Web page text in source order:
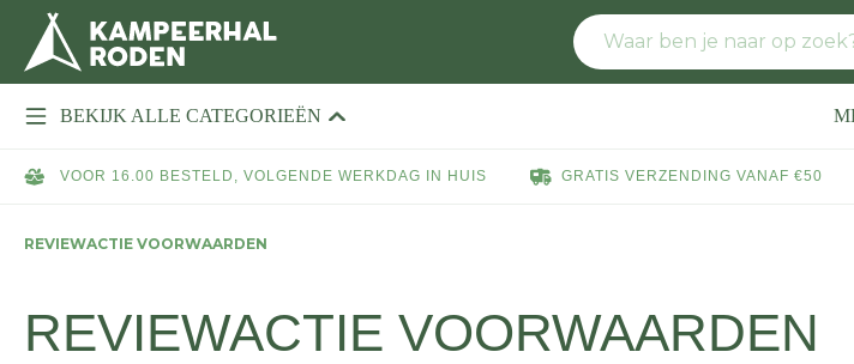
BEKIJK ALLE CATEGORIEËN
VOOR 16.00 BESTELD, VOLGENDE WERKDAG IN HUIS GRATIS VERZENDING VANAF €50
REVIEWACTIE VOORWAARDEN
REVIEWACTIE VOORWAARDEN